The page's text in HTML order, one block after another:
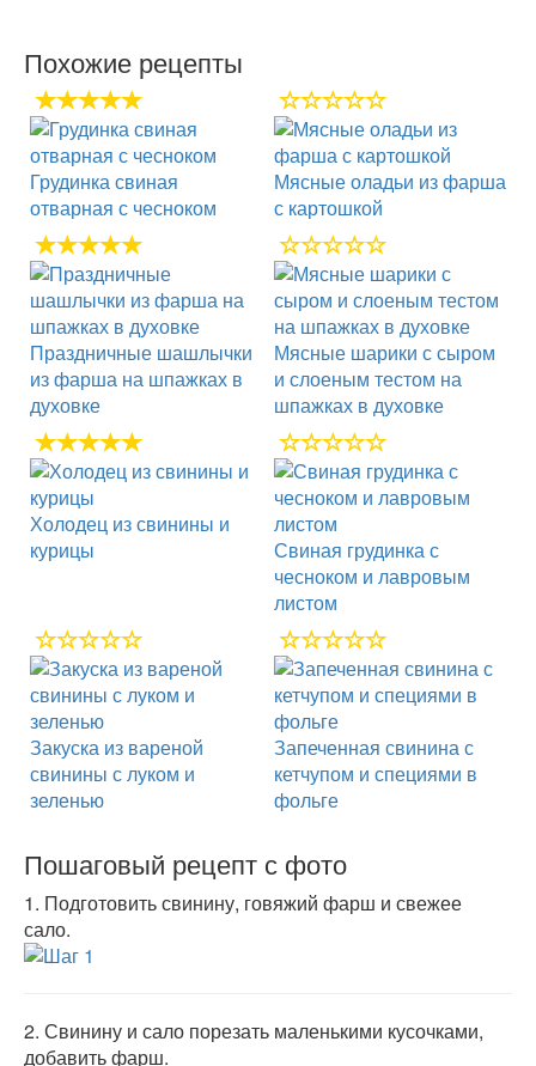
Похожие рецепты
Грудинка свиная
отварная с чесноком
Мясные оладьи из фарша
с картошкой
Праздничные шашлычки
из фарша на шпажках в
духовке
Мясные шарики с сыром
и слоеным тестом на
шпажках в духовке
Холодец из свинины и
курицы
Свиная грудинка с
чесноком и лавровым
листом
Закуска из вареной
свинины с луком и
зеленью
Запеченная свинина с
кетчупом и специями в
фольге
Пошаговый рецепт с фото
1. Подготовить свинину, говяжий фарш и свежее
сало.
2. Свинину и сало порезать маленькими кусочками,
добавить фарш.